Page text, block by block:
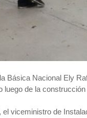
Básica Nacional Ely
de la
viceministro de